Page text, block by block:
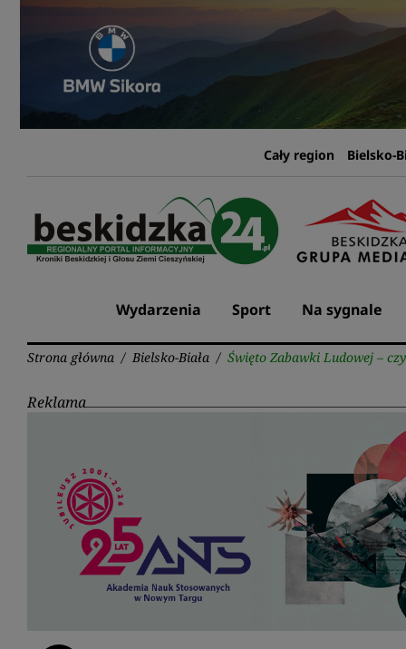
Przejdź
Cały region Bielsko-
Wydarzenia Sport Na sygnale
Strona główna / Bielsko-Biała / Święto Zabawki Ludowej –
Reklama